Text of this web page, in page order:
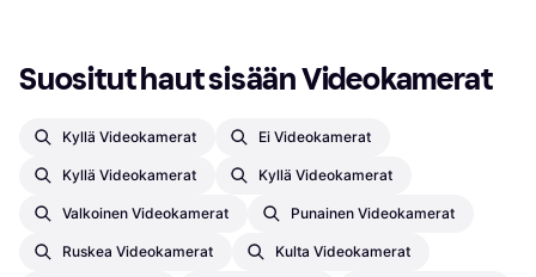
Suositut haut sisään Videokamerat
Kyllä Videokamerat Ei Videokamerat
Kyllä Videokamerat Kyllä Videokamerat
Valkoinen Videokamerat Punainen Videokamerat
Ruskea Videokamerat Kulta Videokamerat